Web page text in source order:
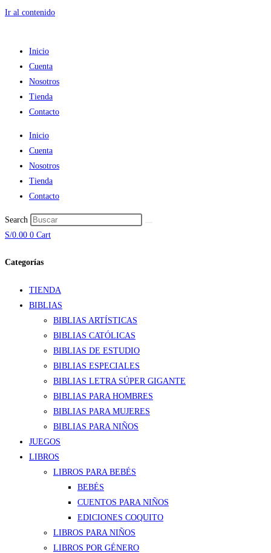
Ir al contenido
Inicio
Cuenta
Nosotros
Tienda
Contacto
Inicio
Cuenta
Nosotros
Tienda
Contacto
Search
S/0.00 0 Cart
Categorías
TIENDA
BIBLIAS
BIBLIAS ARTÍSTICAS
BIBLIAS CATÓLICAS
BIBLIAS DE ESTUDIO
BIBLIAS ESPECIALES
BIBLIAS LETRA SÚPER GIGANTE
BIBLIAS PARA HOMBRES
BIBLIAS PARA MUJERES
BIBLIAS PARA NIÑOS
JUEGOS
LIBROS
LIBROS PARA BEBÉS
BEBÉS
CUENTOS PARA NIÑOS
EDICIONES COQUITO
LIBROS PARA NIÑOS
LIBROS POR GÉNERO